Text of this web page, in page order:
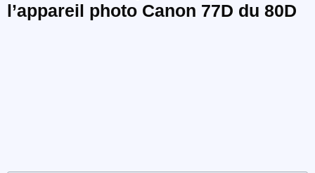
l’appareil photo Canon 77D du 80D